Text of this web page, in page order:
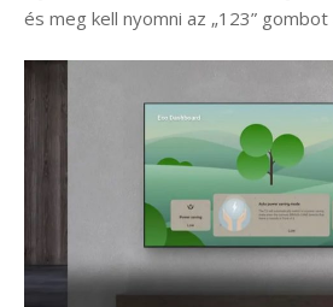
és meg kell nyomni az „123”